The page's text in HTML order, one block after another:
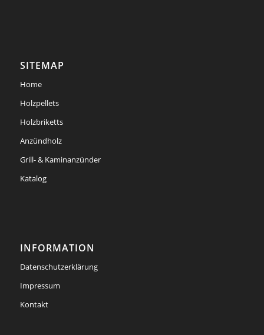
SITEMAP
Home
Holzpellets
Holzbriketts
Anzündholz
Grill- & Kaminanzünder
Katalog
INFORMATION
Datenschutzerklärung
Impressum
Kontakt